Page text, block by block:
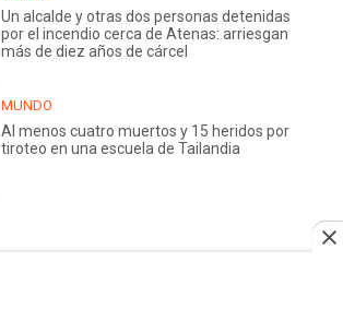
Un alcalde y otras dos personas detenidas
por el incendio cerca de Atenas: arriesgan
más de diez años de cárcel
MUNDO
Al menos cuatro muertos y 15 heridos por
tiroteo en una escuela de Tailandia